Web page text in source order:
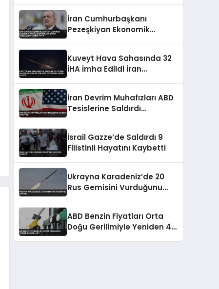
İran Cumhurbaşkanı
Pezeşkiyan Ekonomik
Verebileceği Uyarısı Yaptı
Kuveyt Hava Sahasında 32
İHA İmha Edildi İran
İran Devrim Muhafızları ABD
Tesislerine Saldırdı
İsrail Gazze’de Saldırdı 9
Filistinli Hayatını Kaybetti
Ukrayna Karadeniz’de 20
Rus Gemisini Vurduğunu
ABD Benzin Fiyatları Orta
Doğu Gerilimiyle Yeniden 4